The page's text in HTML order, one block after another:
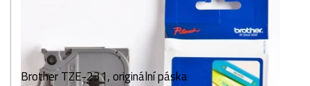
Brother TZE-231, originální páska